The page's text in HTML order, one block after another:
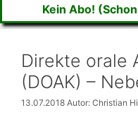
Kein Abo!
Direkte orale
(DOAK) –
13.07.2018 Autor: Christian